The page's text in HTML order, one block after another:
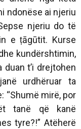
ndonëse ai njeriu
njeriu do të
e ṭāgūtit. Kurse
kundërshtimin,
t’i drejtohen
urdhëruar ta
“Shumë mirë, por
tanë që kanë
tyre?!” Atëherë